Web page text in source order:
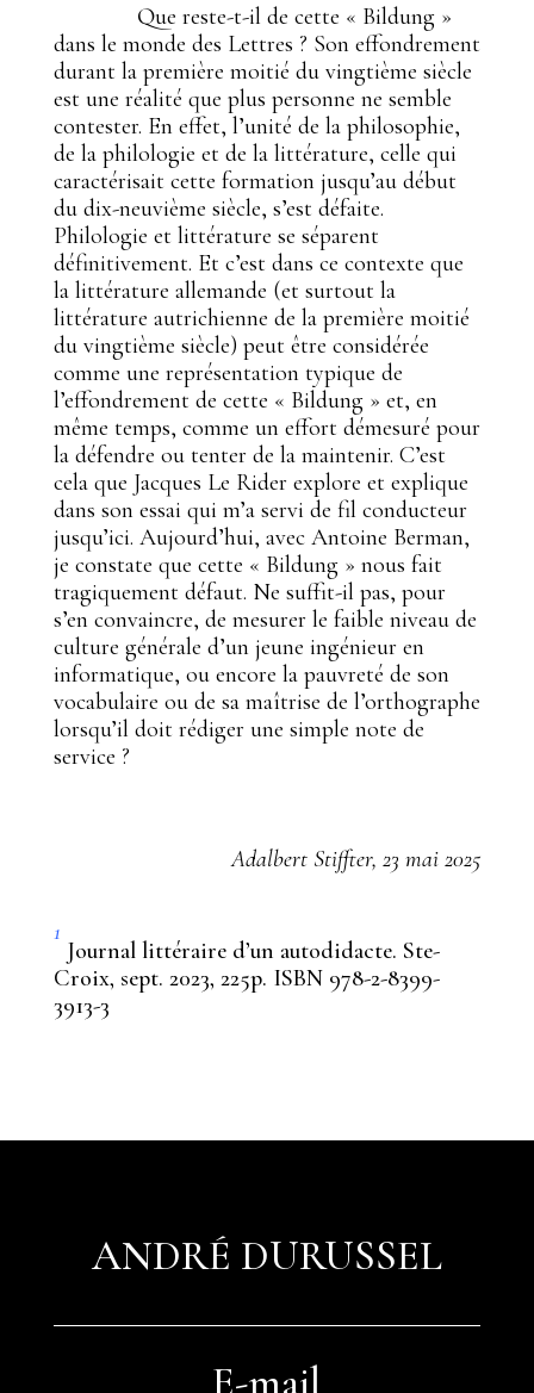
Que reste-t-il de cette « Bildung »
dans le monde des Lettres ? Son effondrement
durant la première moitié du vingtième siècle
est une réalité que plus personne ne semble
contester. En effet, l’unité de la philosophie,
de la philologie et de la littérature, celle qui
caractérisait cette formation jusqu’au début
du dix-neuvième siècle, s’est défaite.
Philologie et littérature se séparent
définitivement. Et c’est dans ce contexte que
la littérature allemande (et surtout la
littérature autrichienne de la première moitié
du vingtième siècle) peut être considérée
comme une représentation typique de
l’effondrement de cette « Bildung » et, en
même temps, comme un effort démesuré pour
la défendre ou tenter de la maintenir. C’est
cela que Jacques Le Rider explore et explique
dans son essai qui m’a servi de fil conducteur
jusqu’ici. Aujourd’hui, avec Antoine Berman,
je constate que cette « Bildung » nous fait
tragiquement défaut. Ne suffit-il pas, pour
s’en convaincre, de mesurer le faible niveau de
culture générale d’un jeune ingénieur en
informatique, ou encore la pauvreté de son
vocabulaire ou de sa maîtrise de l’orthographe
lorsqu’il doit rédiger une simple note de
service ?
Adalbert Stiffter, 23 mai 2025
1
Journal littéraire d’un autodidacte. Ste-
Croix, sept. 2023, 225p. ISBN 978-2-8399-
3913-3
ANDRÉ DURUSSEL
E-mail